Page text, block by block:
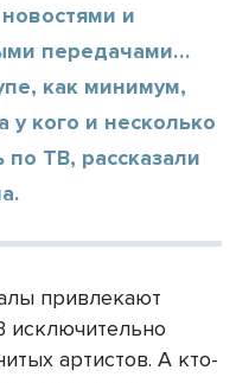
и
передачами…
как минимум,
у кого и несколько
по ТВ, рассказали
привлекают
исключительно
артистов. А кто-